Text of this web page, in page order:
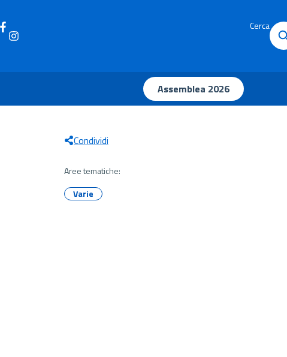
Cerca
Assemblea 2026
Condividi
Aree tematiche:
Varie